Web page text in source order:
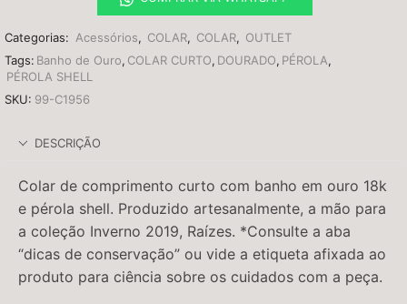
Categorias: Acessórios, COLAR, COLAR, OUTLET
Tags: Banho de Ouro, COLAR CURTO, DOURADO, PÉROLA,
PÉROLA SHELL
SKU: 99-C1956
DESCRIÇÃO
Colar de comprimento curto com banho em ouro 18k
e pérola shell. Produzido artesanalmente, a mão para
a coleção Inverno 2019, Raízes. *Consulte a aba
“dicas de conservação” ou vide a etiqueta afixada ao
produto para ciência sobre os cuidados com a peça.